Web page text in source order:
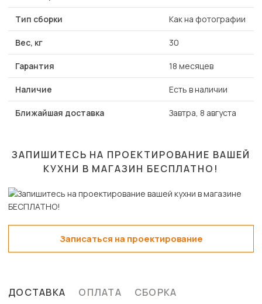
Тип сборки Как на фотографии
Вес, кг 30
Гарантия 18 месяцев
Наличие Есть в наличии
Ближайшая доставка Завтра, 8 августа
ЗАПИШИТЕСЬ НА ПРОЕКТИРОВАНИЕ ВАШЕЙ
КУХНИ В МАГАЗИН БЕСПЛАТНО!
Записаться на проектирование
ДОСТАВКА ОПЛАТА СБОРКА